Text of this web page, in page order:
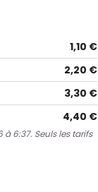
1,10 €
2,20 €
3,30 €
4,40 €
6:37. Seuls les tarifs